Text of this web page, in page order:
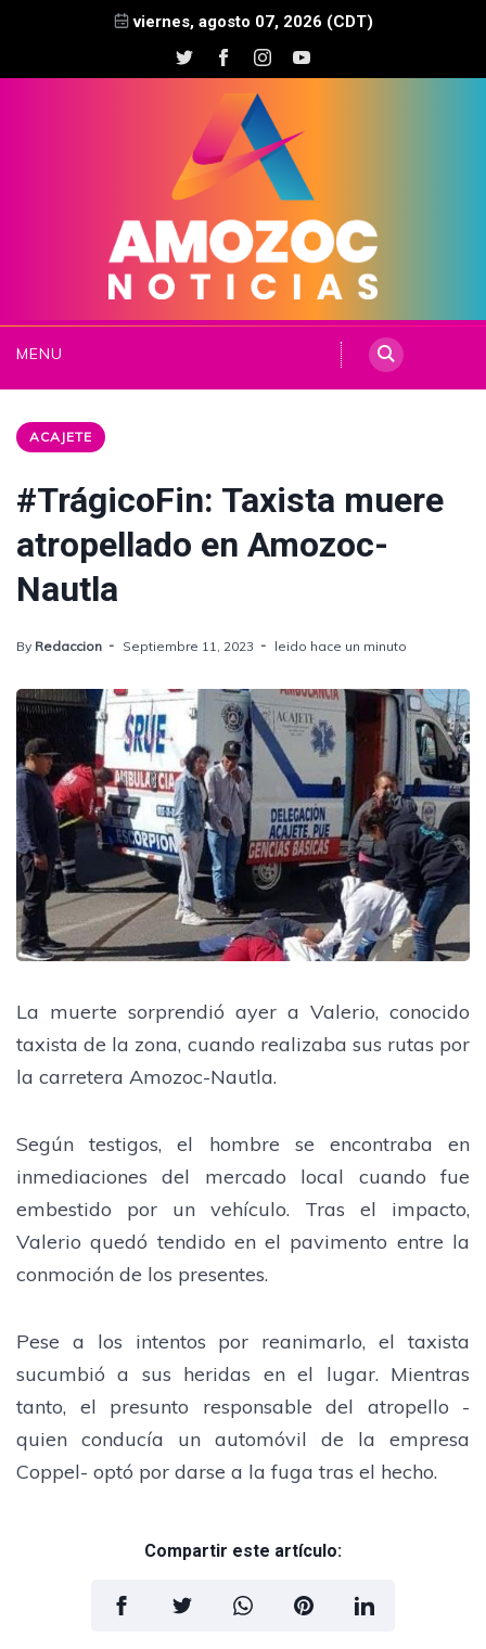
viernes, agosto 07, 2026 (CDT)
MENU
ACAJETE
#TrágicoFin: Taxista muere
atropellado en Amozoc-
Nautla
By Redaccion Septiembre 11, 2023 leido hace un minuto
La muerte sorprendió ayer a Valerio, conocido
taxista de la zona, cuando realizaba sus rutas por
la carretera Amozoc-Nautla.
Según testigos, el hombre se encontraba en
inmediaciones del mercado local cuando fue
embestido por un vehículo. Tras el impacto,
Valerio quedó tendido en el pavimento entre la
conmoción de los presentes.
Pese a los intentos por reanimarlo, el taxista
sucumbió a sus heridas en el lugar. Mientras
tanto, el presunto responsable del atropello -
quien conducía un automóvil de la empresa
Coppel- optó por darse a la fuga tras el hecho.
Compartir este artículo: